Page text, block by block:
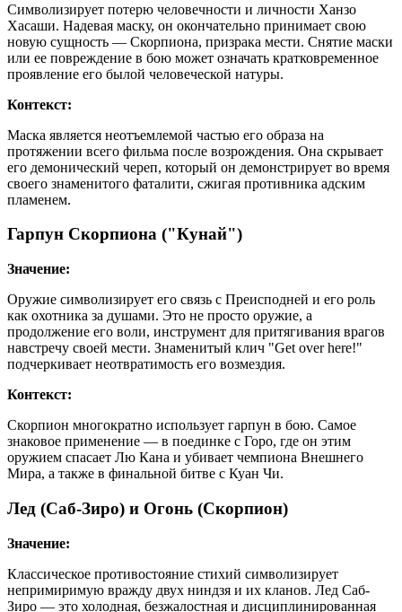
Символизирует потерю человечности и личности Ханзо
Хасаши. Надевая маску, он окончательно принимает свою
новую сущность — Скорпиона, призрака мести. Снятие маски
или ее повреждение в бою может означать кратковременное
проявление его былой человеческой натуры.
Контекст:
Маска является неотъемлемой частью его образа на
протяжении всего фильма после возрождения. Она скрывает
его демонический череп, который он демонстрирует во время
своего знаменитого фаталити, сжигая противника адским
пламенем.
Гарпун Скорпиона ("Кунай")
Значение:
Оружие символизирует его связь с Преисподней и его роль
как охотника за душами. Это не просто оружие, а
продолжение его воли, инструмент для притягивания врагов
навстречу своей мести. Знаменитый клич "Get over here!"
подчеркивает неотвратимость его возмездия.
Контекст:
Скорпион многократно использует гарпун в бою. Самое
знаковое применение — в поединке с Горо, где он этим
оружием спасает Лю Кана и убивает чемпиона Внешнего
Мира, а также в финальной битве с Куан Чи.
Лед (Саб-Зиро) и Огонь (Скорпион)
Значение:
Классическое противостояние стихий символизирует
непримиримую вражду двух ниндзя и их кланов. Лед Саб-
Зиро — это холодная, безжалостная и дисциплинированная